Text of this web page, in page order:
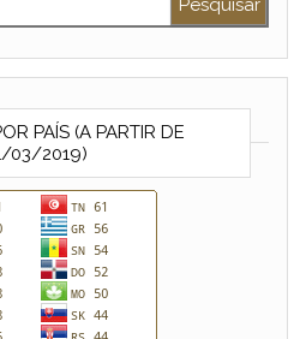
PAÍS (A PARTIR DE
03/2019)